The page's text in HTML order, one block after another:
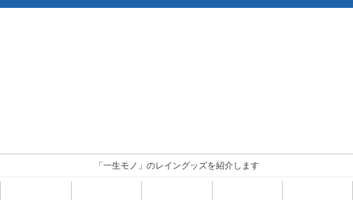
「一生モノ」のレイングッズを紹介します